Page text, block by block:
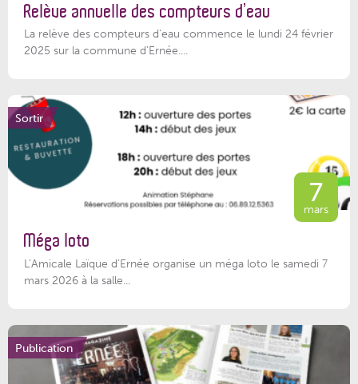
Relève annuelle des compteurs d’eau
La relève des compteurs d'eau commence le lundi 24 février
2025 sur la commune d’Ernée....
Sortir
7
mars
Méga loto
L’Amicale Laïque d’Ernée organise un méga loto le samedi 7
mars 2026 à la salle...
Publication